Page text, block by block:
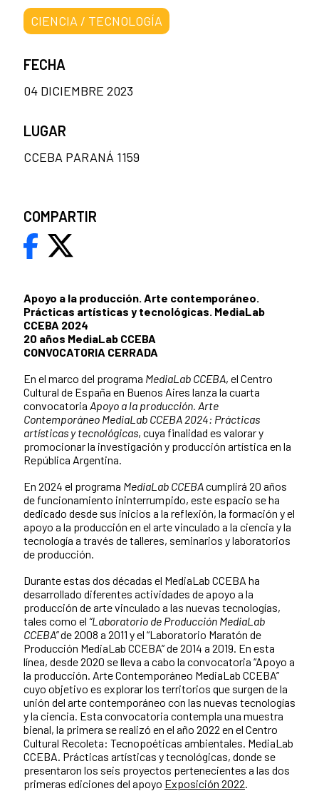
Apoyo a la producción. Arte contemporáneo.
Prácticas artísticas y tecnológicas. MediaLab
CCEBA 2024
20 años MediaLab CCEBA
CONVOCATORIA CERRADA
En el marco del programa MediaLab CCEBA, el Centro
Cultural de España en Buenos Aires lanza la cuarta
convocatoria Apoyo a la producción. Arte
Contemporáneo MediaLab CCEBA 2024: Prácticas
artísticas y tecnológicas, cuya finalidad es valorar y
promocionar la investigación y producción artística en la
República Argentina.
En 2024 el programa MediaLab CCEBAcumplirá 20 años
de funcionamiento ininterrumpido, este espacio se ha
dedicado desde sus inicios a la reflexión, la formación y el
apoyo a la producción en el arte vinculado a la ciencia y la
tecnología a través de talleres, seminarios y laboratorios
de producción.
Durante estas dos décadas el MediaLab CCEBA ha
desarrollado diferentes actividades de apoyo a la
producción de arte vinculado a las nuevas tecnologías,
tales como el “Laboratorio de Producción MediaLab
CCEBA”de 2008 a 2011 y el “Laboratorio Maratón de
Producción MediaLab CCEBA” de 2014 a 2019. En esta
línea, desde 2020 se lleva a cabo la convocatoria “Apoyo a
la producción. Arte Contemporáneo MediaLab CCEBA”
cuyo objetivo es explorar los territorios que surgen de la
unión del arte contemporáneo con las nuevas tecnologías
y la ciencia. Esta convocatoria contempla una muestra
bienal, la primera se realizó en el año 2022 en el Centro
Cultural Recoleta: Tecnopoéticas ambientales. MediaLab
CCEBA. Prácticas artísticas y tecnológicas, donde se
presentaron los seis proyectos pertenecientes a las dos
primeras ediciones del apoyo Exposición 2022
CIENCIA / TECNOLOGÍA
FECHA
04 DICIEMBRE 2023
LUGAR
CCEBA PARANÁ 1159
COMPARTIR